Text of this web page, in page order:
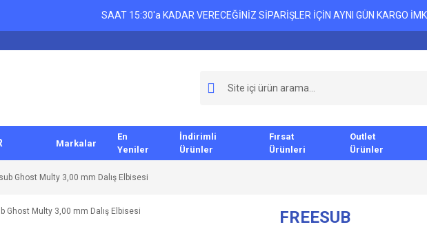
SAAT 15:30'a KADAR VERECEĞİNİZ SİPARİŞLER İÇİN AYNI GÜN KARGO
Markalar
En
Yeniler
İndirimli
Ürünler
Fırsat
Ürünleri
Outlet
Ürünler
Ghost Multy 3,00 mm Dalış Elbisesi
FREESUB